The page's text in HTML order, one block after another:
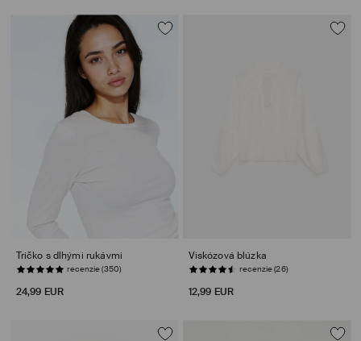
Tričko s dlhými rukávmi
POSLEDNÉ KUSY
24,99 EUR
Viskózová blúzka
POSLEDNÉ KUSY
12,99 EUR